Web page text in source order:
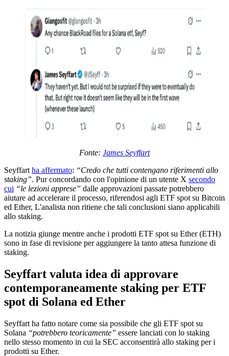
Fonte: James Seyffart
Seyffart ha affermato: “Credo che tutti contengano riferimenti allo
staking”. Pur concordando con l'opinione di un utente X secondo
cui “le lezioni apprese” dalle approvazioni passate potrebbero
aiutare ad accelerare il processo, riferendosi agli ETF spot su Bitcoin
ed Ether, L'analista non ritiene che tali conclusioni siano applicabili
allo staking.
La notizia giunge mentre anche i prodotti ETF spot su Ether (ETH)
sono in fase di revisione per aggiungere la tanto attesa funzione di
staking.
Seyffart valuta idea di approvare
contemporaneamente staking per ETF
spot di Solana ed Ether
Seyffart ha fatto notare come sia possibile che gli ETF spot su
Solana “potrebbero teoricamente” essere lanciati con lo staking
nello stesso momento in cui la SEC acconsentirà allo staking per i
prodotti su Ether.